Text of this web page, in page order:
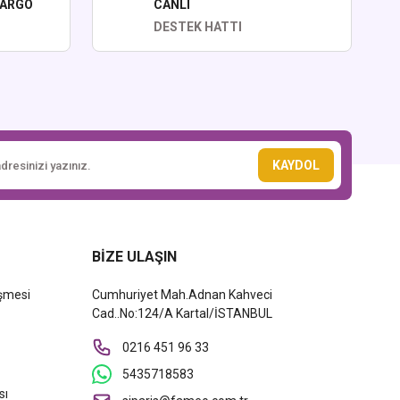
CANLI
DESTEK HATTI
KAYDOL
BİZE ULAŞIN
Cumhuriyet Mah.Adnan Kahveci
Cad..No:124/A Kartal/İSTANBUL
0216 451 96 33
5435718583